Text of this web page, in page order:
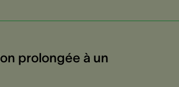
prolongée à un